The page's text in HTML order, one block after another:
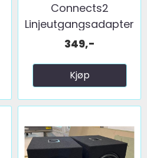
Connects2
Linjeutgangsadapter
...
349,-
Kjøp